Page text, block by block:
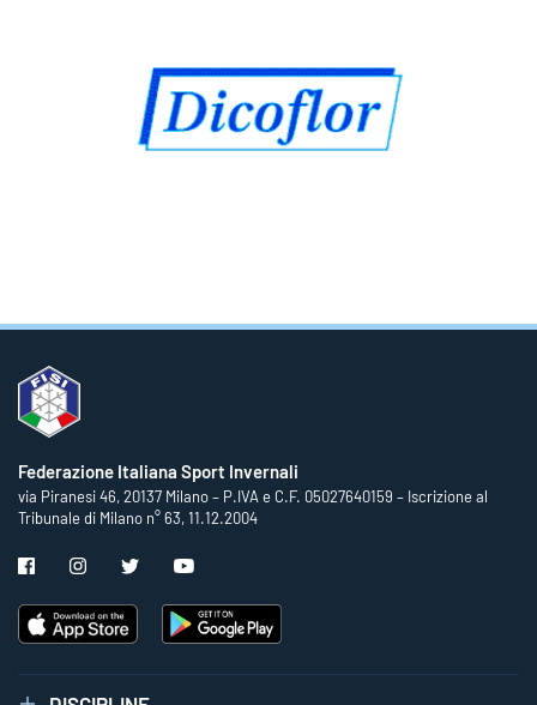
Federazione Italiana Sport Invernali
via Piranesi 46, 20137 Milano – P.IVA e C.F. 05027640159 – Iscrizione al
Tribunale di Milano n° 63, 11.12.2004